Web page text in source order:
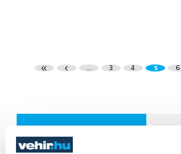
... 3 4 5 6